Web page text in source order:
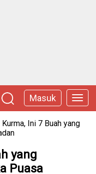
Masuk
Ini 7 Buah yang
yang
Puasa